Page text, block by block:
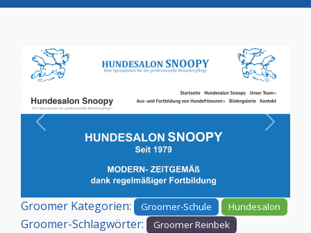
Vorheriges
Groomer Kategorien: Groomer-Schule Hundesalon
Groomer-Schlagwörter:
Groomer Reinbek